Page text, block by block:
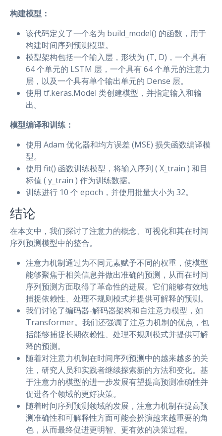
构建模型：
该代码定义了一个名为 build_model() 的函数，用于
构建时间序列预测模型。
模型架构包括一个输入层，形状为 (T, D)，一个具有
64 个单元的 LSTM 层，一个具有 64 个单元的注意力
层，以及一个具有单个输出单元的 Dense 层。
使用 tf.keras.Model 类创建模型，并指定输入和输
出。
模型编译和训练：
使用 Adam 优化器和均方误差 (MSE) 损失函数编译模
型。
使用 fit() 函数训练模型，将输入序列 ( X_train ) 和目
标值 ( y_train ) 作为训练数据。
训练进行 10 个 epoch，并使用批量大小为 32。
结论
在本文中，我们探讨了注意力的概念、可视化和其在时间
序列预测模型中的整合。
注意力机制通过为不同元素赋予不同的权重，使模型
能够聚焦于相关信息并做出准确的预测，从而在时间
序列预测方面取得了革命性的进展。它们能够有效地
捕捉依赖性、处理不规则模式并提供可解释的预测。
我们讨论了编码器-解码器架构和自注意力模型，如
Transformer。我们还强调了注意力机制的优点，包
括能够捕捉长期依赖性、处理不规则模式并提供可解
释的预测。
随着对注意力机制在时间序列预测中的越来越多的关
注，研究人员和实践者继续探索新的方法和变化。基
于注意力的模型的进一步发展有望提高预测准确性并
促进各个领域的更好决策。
随着时间序列预测领域的发展，注意力机制在提高预
测准确性和可解释性方面可能会扮演越来越重要的角
色，从而最终促进更明智、更有效的决策过程。